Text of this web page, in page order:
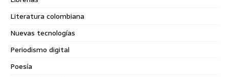
Literatura colombiana
Nuevas tecnologías
Periodismo digital
Poesía